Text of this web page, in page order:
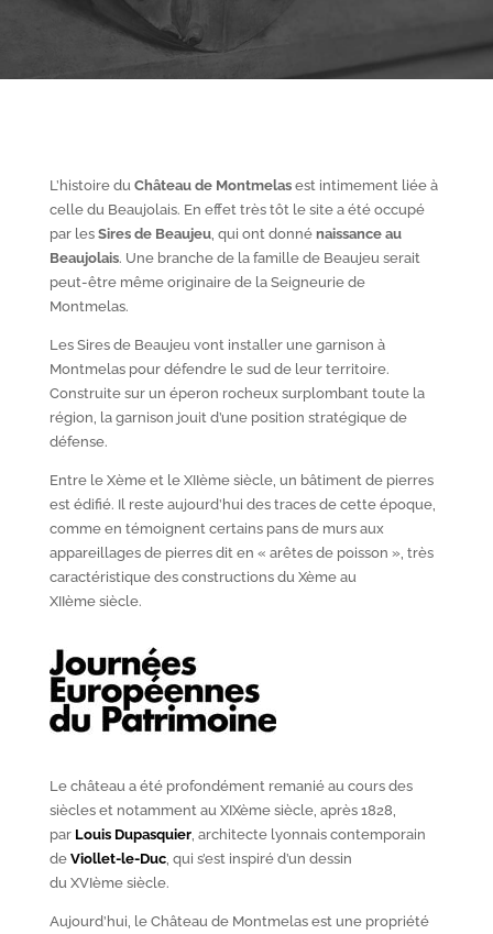
L’histoire duChâteau de Montmelasest intimement liée à
celle du Beaujolais. En effet très tôt le site a été occupé
par les Sires de Beaujeu, qui ont donné naissance au
Beaujolais. Une branche de la famille de Beaujeu serait
peut-être même originaire de la Seigneurie de
Montmelas.
Les Sires de Beaujeu vont installer une garnison à
Montmelas pour défendre le sud de leur territoire.
Construite sur un éperon rocheux surplombant toute la
région, la garnison jouit d’une position stratégique de
défense.
Entre le Xèmeet le XIIèmesiècle, un bâtiment de pierres
est édifié. Il reste aujourd’hui des traces de cette époque,
comme en témoignent certains pans de murs aux
appareillages de pierres dit en « arêtes de poisson », très
caractéristique des constructions du Xèmeau
XIIèmesiècle.
Le château a été profondément remanié au cours des
siècles et notamment au XIXèmesiècle, après 1828,
par Louis Dupasquier, architecte lyonnais contemporain
de Viollet-le-Duc, qui s’est inspiré d’un dessin
du XVIèmesiècle.
Aujourd’hui, le Château de Montmelas est une propriété